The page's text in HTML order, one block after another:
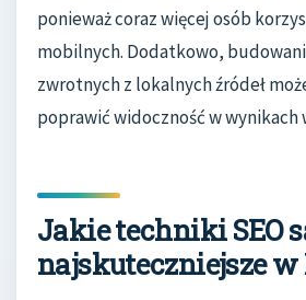
ponieważ coraz więcej osób
mobilnych. Dodatkowo,
zwrotnych z lokalnych źródeł
poprawić widoczność w wynikach
Jakie techniki SEO
najskuteczniejsze w